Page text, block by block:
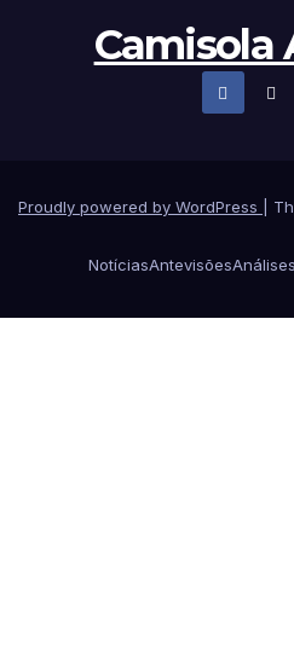
Camisola
Proudly powered by WordPress
NotíciasAntevisõesAnálises